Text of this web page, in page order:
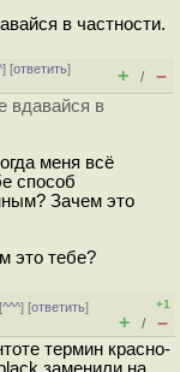
в частности.
] [ответить]
+ / –
вдавайся в
меня всё
способ
Зачем это
это тебе?
^^^] [ответить]
+1
+ / –
термин красно-